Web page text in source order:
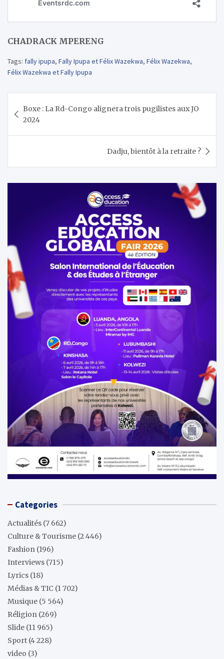
CHADRACK MPERENG
Tags: fally ipupa, Fally Ipupa et Félix Wazekwa, Félix Wazekwa,
Félix Wazekwa et Fally Ipupa
de
l’article
Boxe : La Rd-Congo alignera trois pugilistes aux JO
2024
Dadju, bientôt à la retraite ?
Categories
Actualités (7 662)
Culture & Tourisme (2 446)
Fashion (196)
Interviews (715)
Lyrics (18)
Médias & TIC (1 702)
Musique (5 564)
Réligion (269)
Slide (11 965)
Sport (4 228)
video (3)